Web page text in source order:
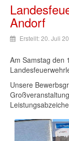
Andorf
Erstellt: 20. Juli
Am Samstag den
Unsere